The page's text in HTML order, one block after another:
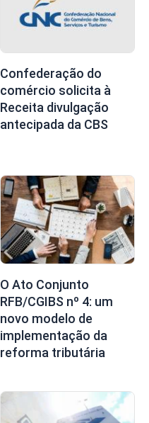
Confederação do
comércio solicita à
Receita divulgação
antecipada da CBS
O Ato Conjunto
RFB/CGIBS nº 4: um
novo modelo de
implementação da
reforma tributária